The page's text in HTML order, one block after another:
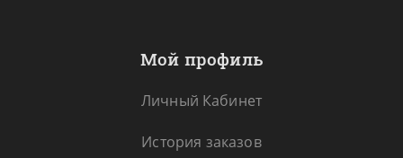
Мой профиль
Личный Кабинет
История заказов